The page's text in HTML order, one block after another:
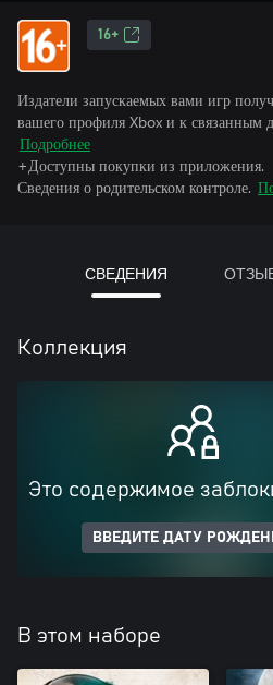
16+
Издатели запускаемых вами игр
вашего профиля Xbox и к связанным
Подробнее
+Доступны покупки из приложения.
Сведения о родительском контроле.
СВЕДЕНИЯ
Коллекция
Это содержимое
ВВЕДИТЕ ДАТУ
В этом наборе